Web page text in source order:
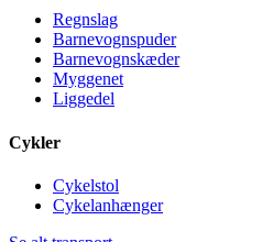
Regnslag
Barnevognspuder
Barnevognskæder
Myggenet
Liggedel
Cykler
Cykelstol
Cykelanhænger